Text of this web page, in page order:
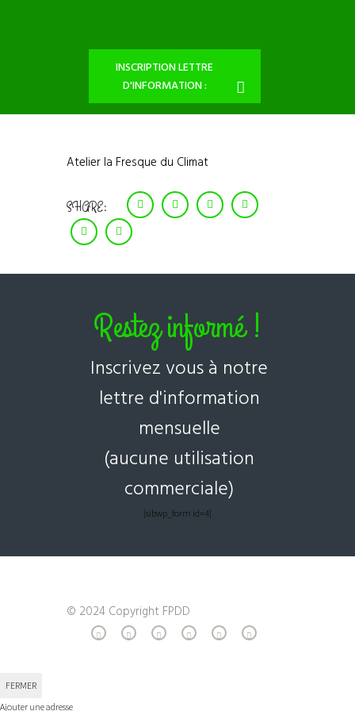
INSCRIPTION LETTRE
D'INFORMATION :
Atelier la Fresque du Climat
SHARE:
Restez informé !
Inscrivez vous à notre
lettre d'information
mensuelle
(aucune utilisation
commerciale)
[sibwp_form id=4]
© 2024 Copyright FPDD
FERMER
Ajouter une adresse